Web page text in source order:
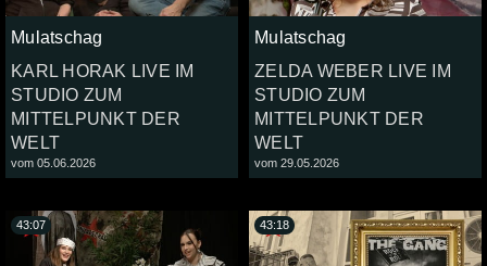
Mulatschag
KARL HORAK LIVE IM
STUDIO ZUM
MITTELPUNKT DER
WELT
vom 05.06.2026
Mulatschag
ZELDA WEBER LIVE IM
STUDIO ZUM
MITTELPUNKT DER
WELT
vom 29.05.2026
43:07 43:18